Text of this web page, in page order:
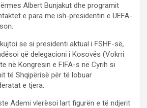
Albert Bunjakut dhe programit
e para me ish-presidentin e UEFA-
se si presidenti aktual i FSHF-së,
që delegacioni i Kosovës (Vokrri
në Kongresin e FIFA-s në Cyrih si
të Shqipërisë për të lobuar
e tjera.
Ademi vlerësoi lart figurën e të ndjerit